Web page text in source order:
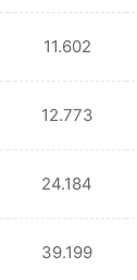
11.602
12.773
24.184
39.199